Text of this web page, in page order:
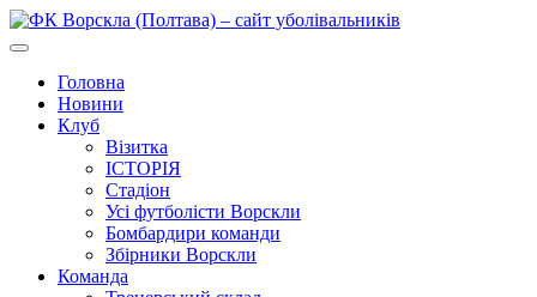
Головна
Новини
Клуб
Візитка
ІСТОРІЯ
Стадіон
Усі футболісти Ворскли
Бомбардири команди
Збірники Ворскли
Команда